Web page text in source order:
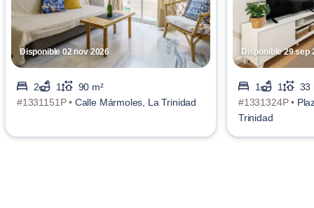
Disponible 02 nov 2026
2 1
90 m²
#1331151P • Calle Mármoles, La Trinidad
Disponible 29 sep
1 1
33
#1331324P •
Trinidad